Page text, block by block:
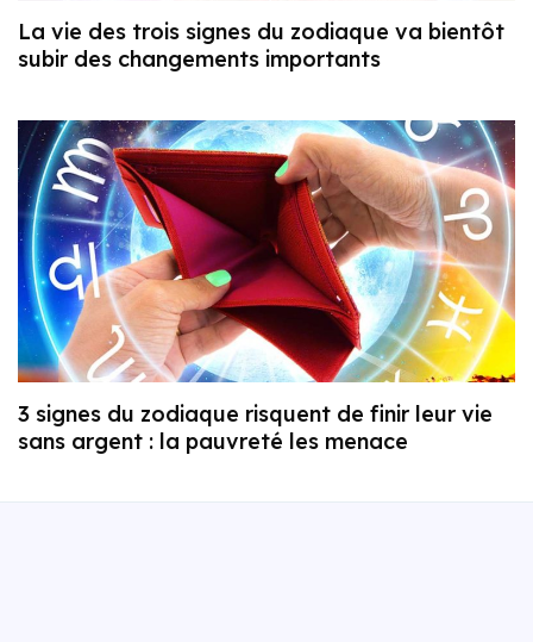
La vie des trois signes du zodiaque va bientôt
subir des changements importants
3 signes du zodiaque risquent de finir leur vie
sans argent : la pauvreté les menace